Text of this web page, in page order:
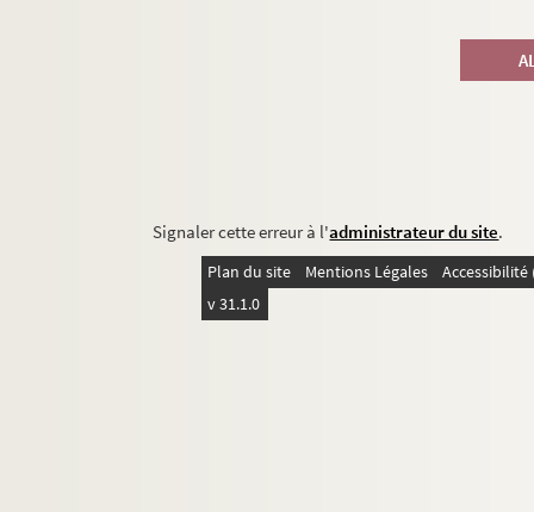
Signaler cette erreur à l'administrateur du site.
Plan du site Mentions Légales
v 31.1.0